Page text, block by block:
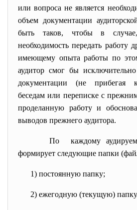
или вопроса не является
объем документации
быть таков, чтобы в
необходимость передать работу
имеющему опыта работы по
аудитор смог бы
документации (не прибегая
беседам или переписке с
проделанную работу и
выводов прежнего аудитора.
По каждому
формирует следующие папки
1) постоянную папку;
2) ежегодную (текущую)